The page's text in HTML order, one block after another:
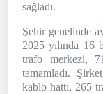
sağladı.
Şehir genelinde
2025 yılında
trafo merkezi,
tamamladı.
kablo hattı, 265